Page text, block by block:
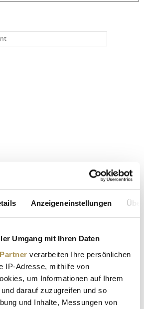
Anzeigeneinstellungen
Umgang mit Ihren Daten
verarbeiten Ihre persönlichen
IP-Adresse, mithilfe von
um Informationen auf Ihrem
darauf zuzugreifen und so
und Inhalte, Messungen von